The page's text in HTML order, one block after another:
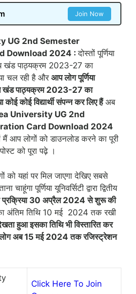
Join Now
UG 2nd Semester
Download 2024 :दोस्तों पूर्णिया
खंड पाठ्यक्रम 2023-27 का
चल रही है और आप लोग पूर्णिया
खंड पाठ्यक्रम 2023-27 का
कोई विद्यार्थी संपन्न कर लिए हैंअब
University UG 2nd
Card Download 2024
मैं आप लोगों को डाउनलोड करने का पूरी
को पूरा पढ़े ।
को यहां पर मिल जाएगा देखिए सबसे
पूर्णिया यूनिवर्सिटी द्वारा द्वितीय
प्रक्रिया 30 अप्रैल 2024 से शुरू की
अंतिम तिथि 10 मई 2024 तक रखी
हुआ इसका तिथि भी विस्तारित कर
लोग अब 15 मई 2024 तक रजिस्ट्रेशन
Click Here To Join